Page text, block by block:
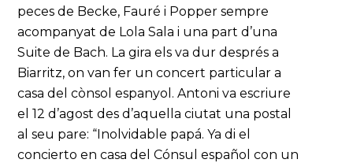
peces de Becke, Fauré i Popper sempre
acompanyat de Lola Sala i una part d’una
Suite de Bach. La gira els va dur després a
Biarritz, on van fer un concert particular a
casa del cònsol espanyol. Antoni va escriure
el 12 d’agost des d’aquella ciutat una postal
al seu pare: “Inolvidable papá. Ya di el
concierto en casa del Cónsul español con un